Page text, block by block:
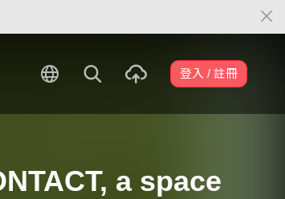
登入 / 註冊
a space